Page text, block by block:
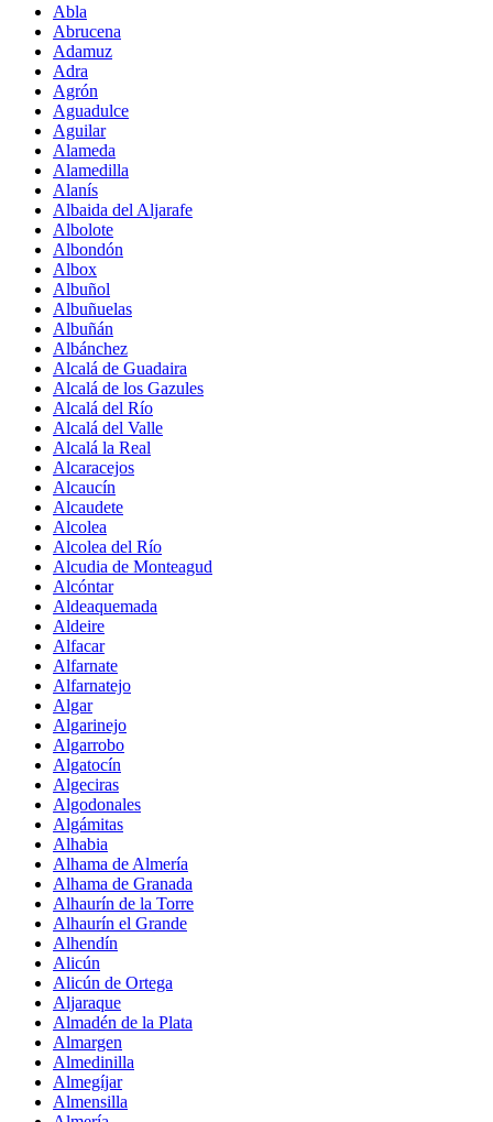
Abla
Abrucena
Adamuz
Adra
Agrón
Aguadulce
Aguilar
Alameda
Alamedilla
Alanís
Albaida del Aljarafe
Albolote
Albondón
Albox
Albuñol
Albuñuelas
Albuñán
Albánchez
Alcalá de Guadaira
Alcalá de los Gazules
Alcalá del Río
Alcalá del Valle
Alcalá la Real
Alcaracejos
Alcaucín
Alcaudete
Alcolea
Alcolea del Río
Alcudia de Monteagud
Alcóntar
Aldeaquemada
Aldeire
Alfacar
Alfarnate
Alfarnatejo
Algar
Algarinejo
Algarrobo
Algatocín
Algeciras
Algodonales
Algámitas
Alhabia
Alhama de Almería
Alhama de Granada
Alhaurín de la Torre
Alhaurín el Grande
Alhendín
Alicún
Alicún de Ortega
Aljaraque
Almadén de la Plata
Almargen
Almedinilla
Almegíjar
Almensilla